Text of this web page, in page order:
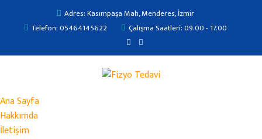
Adres: Kasımpaşa Mah, Menderes, İzmir
Telefon: 05464145622
Çalışma Saatleri: 09.00 - 17.00
Ana Sayfa
Hakkımda
İletişim